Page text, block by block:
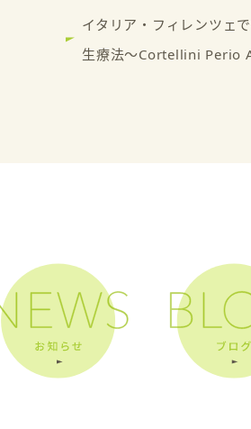
イタリア・フィレンツェ
生療法～Cortellini Perio